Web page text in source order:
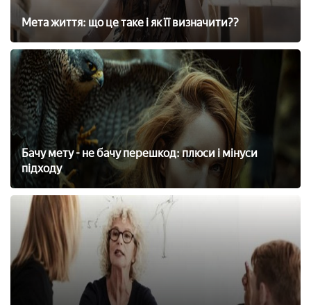
Мета життя: що це таке і як її визначити??
Бачу мету - не бачу перешкод: плюси і мінуси
підходу